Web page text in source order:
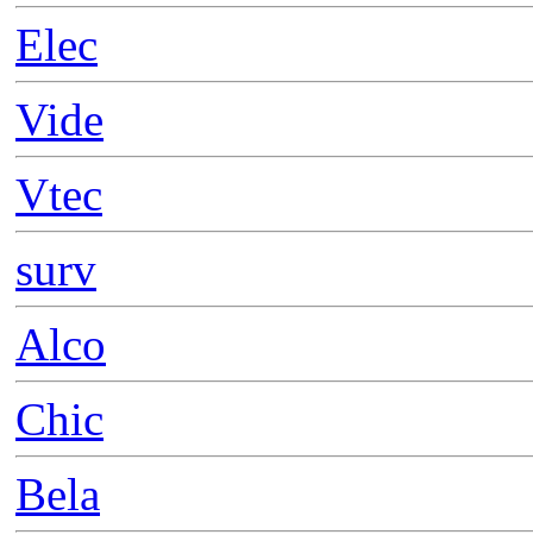
Elec
Vide
Vtec
surv
Alco
Chic
Bela